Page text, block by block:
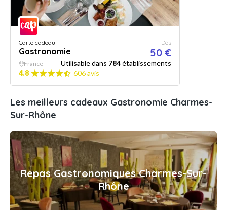
Carte cadeau
Gastronomie
Dès
50 €
France Utilisable dans 784établissements
4.8
606 avis
Les meilleurs cadeaux Gastronomie Charmes-
Sur-Rhône
Repas Gastronomiques Charmes-Sur-
Rhône